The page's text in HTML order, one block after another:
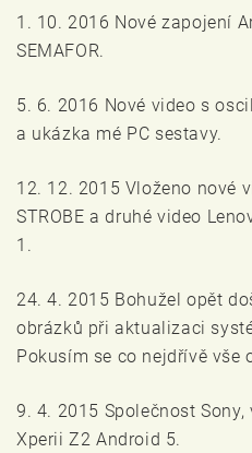
1. 10. 2016 Nové zapojení
SEMAFOR.
5. 6. 2016 Nové video s
a ukázka mé PC sestavy.
12. 12. 2015 Vloženo nové
STROBE a druhé video
1.
24. 4. 2015 Bohužel opět
obrázků při aktualizaci
Pokusím se co nejdřívě vše
9. 4. 2015 Společnost
Xperii Z2 Android 5.